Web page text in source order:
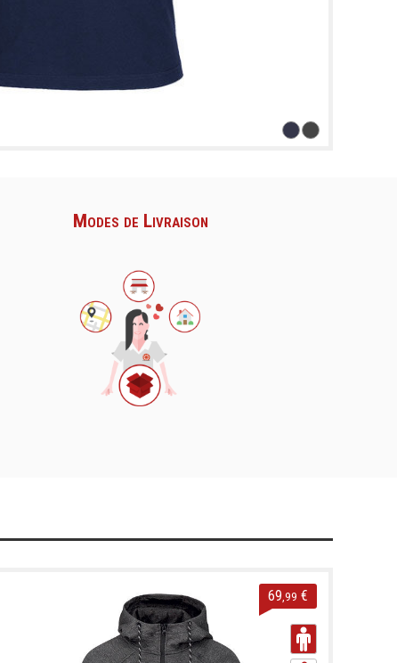
Modes de Livraison
69 ,99 €